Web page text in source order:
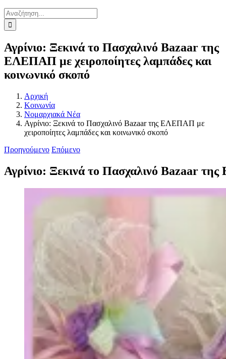
Αναζήτηση
για:
Αγρίνιο: Ξεκινά το Πασχαλινό Bazaar της
ΕΛΕΠΑΠ με χειροποίητες λαμπάδες και
κοινωνικό σκοπό
Αρχική
Κοινωνία
Νομαρχιακά Νέα
Αγρίνιο: Ξεκινά το Πασχαλινό Bazaar της ΕΛΕΠΑΠ με
χειροποίητες λαμπάδες και κοινωνικό σκοπό
Προηγούμενο Επόμενο
Αγρίνιο: Ξεκινά το Πασχαλινό Bazaar